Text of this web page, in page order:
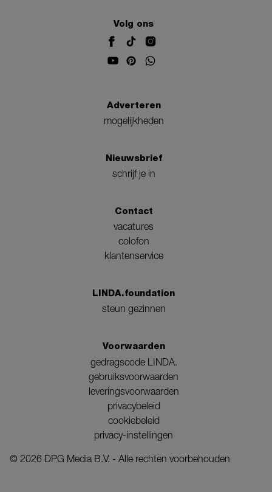
Volg ons
Adverteren
mogelijkheden
Nieuwsbrief
schrijf je in
Contact
vacatures
colofon
klantenservice
LINDA.foundation
steun gezinnen
Voorwaarden
gedragscode LINDA.
gebruiksvoorwaarden
leveringsvoorwaarden
privacybeleid
cookiebeleid
privacy-instellingen
© 2026 DPG Media B.V. - Alle rechten voorbehouden